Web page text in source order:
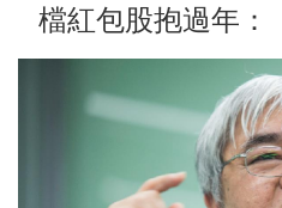
檔紅包股抱過年：